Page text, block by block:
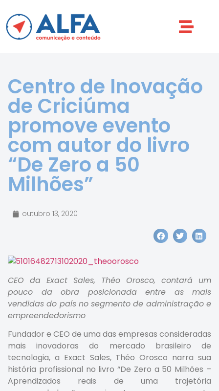
Centro de Inovação
de Criciúma
promove evento
com autor do livro
“De Zero a 50
Milhões”
outubro 13, 2020
CEO da Exact Sales, Théo Orosco, contará um
pouco da obra posicionada entre as mais
vendidas do país no segmento de administração e
empreendedorismo
Fundador e CEO de uma das empresas consideradas
mais inovadoras do mercado brasileiro de
tecnologia, a Exact Sales, Théo Orosco narra sua
história profissional no livro “De Zero a 50 Milhões –
Aprendizados reais de uma trajetória